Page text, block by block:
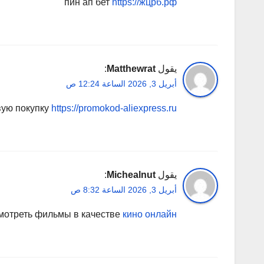
يقول Matthewrat
:
أبريل 3, 2026 الساعة 12:24 ص
покупку https://promokod-aliexpress.ru
يقول Michealnut
:
أبريل 3, 2026 الساعة 8:32 ص
фильмы в качестве кино онлайн